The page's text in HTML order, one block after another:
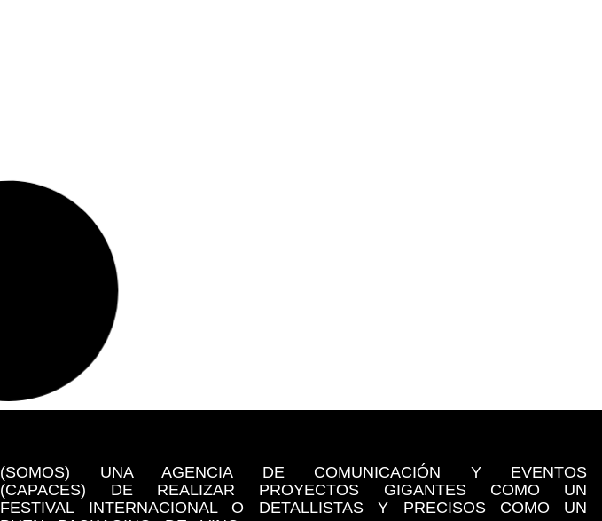
(SOMOS) UNA AGENCIA DE COMUNICACIÓN Y EVENTOS
(CAPACES) DE REALIZAR PROYECTOS GIGANTES COMO UN
FESTIVAL INTERNACIONAL O DETALLISTAS Y PRECISOS COMO UN